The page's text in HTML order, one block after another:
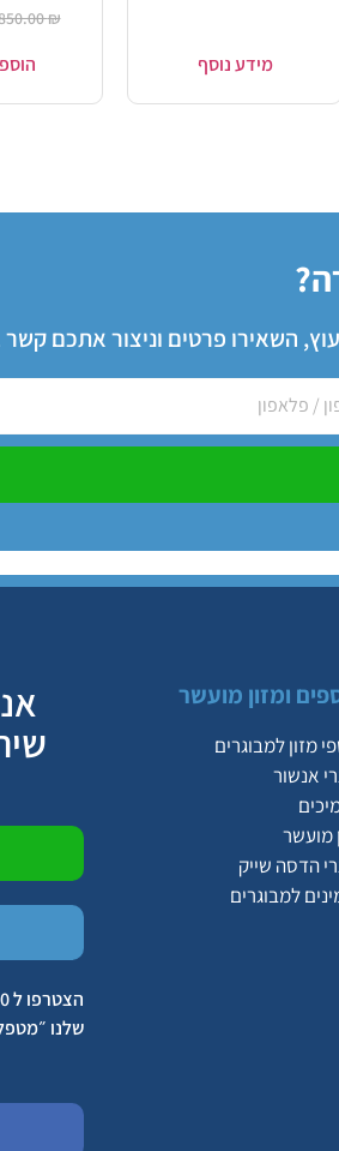
מידע נוסף
₪
השאירו פרטים וניצור אתכם
ומזון מועשר
מזון למבוגרים
אנשור
מועשר
הדסה שייק
למבוגרים
שלנו